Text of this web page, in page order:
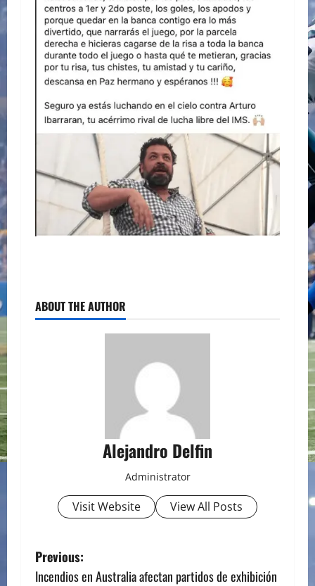
ABOUT THE AUTHOR
Alejandro Delfin
Administrator
Visit Website View All Posts
P
Previous:
Incendios en Australia afectan partidos de exhibición